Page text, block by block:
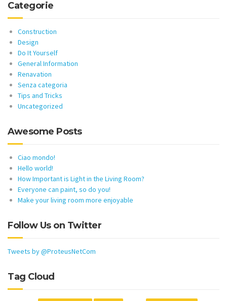
Categorie
Construction
Design
Do It Yourself
General Information
Renavation
Senza categoria
Tips and Tricks
Uncategorized
Awesome Posts
Ciao mondo!
Hello world!
How Important is Light in the Living Room?
Everyone can paint, so do you!
Make your living room more enjoyable
Follow Us on Twitter
Tweets by @ProteusNetCom
Tag Cloud